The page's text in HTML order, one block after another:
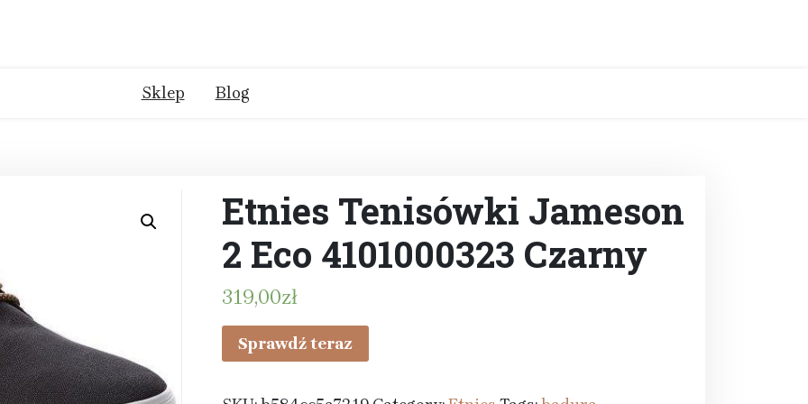
Sklep Blog
Etnies Tenisówki Jameson
2 Eco 4101000323 Czarny
319,00zł
Sprawdź teraz